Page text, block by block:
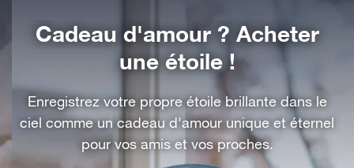
Cadeau d'amour ? Acheter
une étoile !
Enregistrez votre propre étoile brillante dans le
ciel comme un cadeau d'amour unique et éternel
pour vos amis et vos proches.